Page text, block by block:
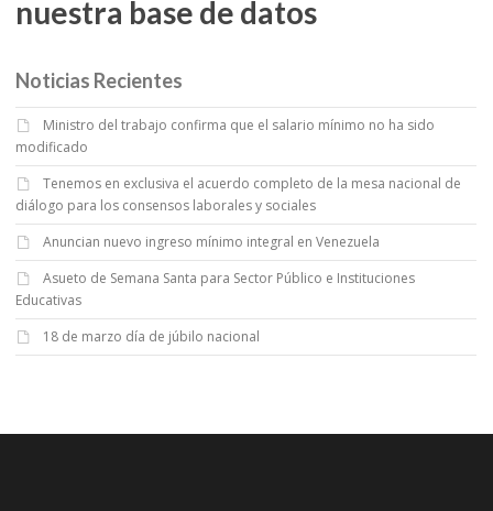
nuestra base de datos
Noticias Recientes
Ministro del trabajo confirma que el salario mínimo no ha sido
modificado
Tenemos en exclusiva el acuerdo completo de la mesa nacional de
diálogo para los consensos laborales y sociales
Anuncian nuevo ingreso mínimo integral en Venezuela
Asueto de Semana Santa para Sector Público e Instituciones
Educativas
18 de marzo día de júbilo nacional